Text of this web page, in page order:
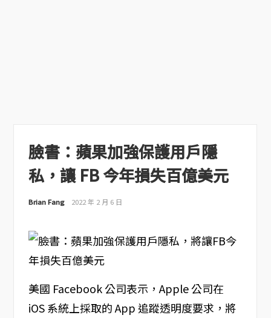
臉書：蘋果加強保護用戶隱
私，讓 FB 今年損失百億美元
Brian Fang 2022 年 2 月 6 日
美國 Facebook 公司表示，Apple 公司在
iOS 系統上採取的 App 追蹤透明度要求，將